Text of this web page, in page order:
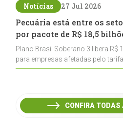
ao laço
Notícias 27 Jul 2026
Pecuária está entre os
por pacote de R$ 18,5
Plano Brasil Soberano 3 libera R$
para empresas afetadas pelo
inclui a pecuária entre os setores
CONFIRA